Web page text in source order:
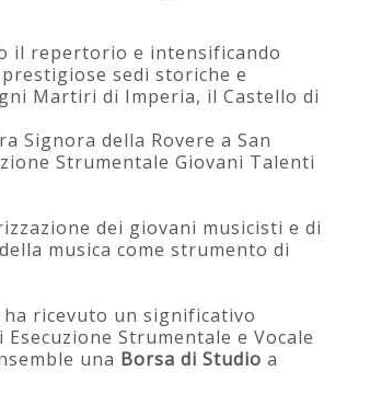
il repertorio e intensificando
sedi storiche e
Martiri di Imperia, il Castello di
Signora della Rovere a San
Strumentale Giovani Talenti
dei giovani musicisti e di
musica come strumento di
ricevuto un significativo
Strumentale e Vocale
una Borsa di Studio a